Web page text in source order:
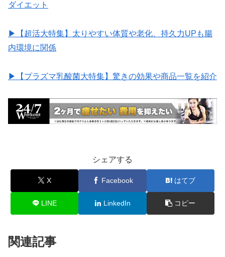
ダイエット
▶︎【超活大特集】太りやすい体質や老化、持久力UPも腸
内環境に関係
▶︎【プラズマ乳酸菌大特集】驚きの効果や商品一覧を紹介
シェアする
X Facebook はてブ
LINE LinkedIn コピー
関連記事